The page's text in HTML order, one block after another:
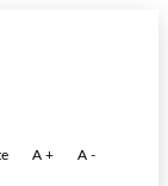
A + A -